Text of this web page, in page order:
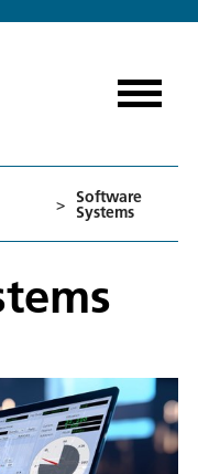
> Software
Systems